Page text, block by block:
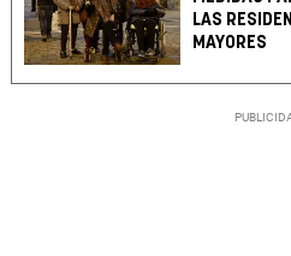
LAS
MAYORES